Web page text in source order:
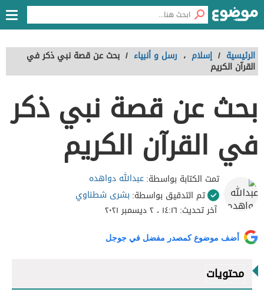
الرئيسية / إسلام ، رسل و أنبياء / بحث عن قصة نبي ذكر في
القرآن الكريم
بحث عن قصة نبي ذكر
في القرآن الكريم
تمت الكتابة بواسطة:عبدالله دواهده
تم التدقيق بواسطة: بشرى شطناوي
آخر تحديث: ١٤:١٦ ، ٢ ديسمبر ٢٠٢١
أضف موضوع كمصدر مفضل في جوجل
محتويات